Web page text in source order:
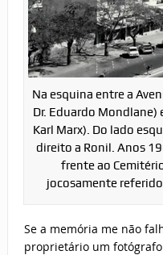
Na esquina entre a
Dr. Eduardo Mondlane)
Karl Marx). Do lado
direito a Ronil. Anos
frente ao
jocosamente
Se a memória me não
proprietário um